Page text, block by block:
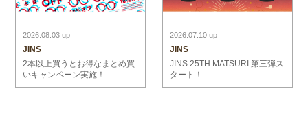
2026.08.03 up
JINS
2本以上買うとお得なまとめ買
いキャンペーン実施！
2026.07.10 up
JINS
JINS 25TH MATSURI 第三弾ス
タート！